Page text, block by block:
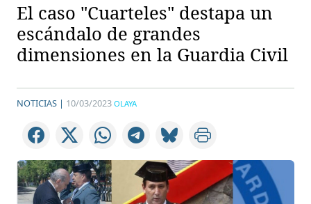
El caso "Cuarteles" destapa un
escándalo de grandes
dimensiones en la Guardia Civil
NOTICIAS | 10/03/2023 OLAYA